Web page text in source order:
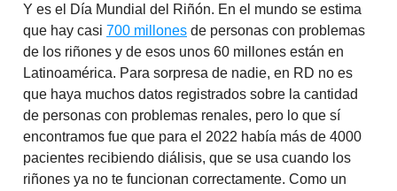
Y es el Día Mundial del Riñón. En el mundo se estima
que hay casi 700 millones de personas con problemas
de los riñones y de esos unos 60 millones están en
Latinoamérica. Para sorpresa de nadie, en RD no es
que haya muchos datos registrados sobre la cantidad
de personas con problemas renales, pero lo que sí
encontramos fue que para el 2022 había más de 4000
pacientes recibiendo diálisis, que se usa cuando los
riñones ya no te funcionan correctamente. Como un